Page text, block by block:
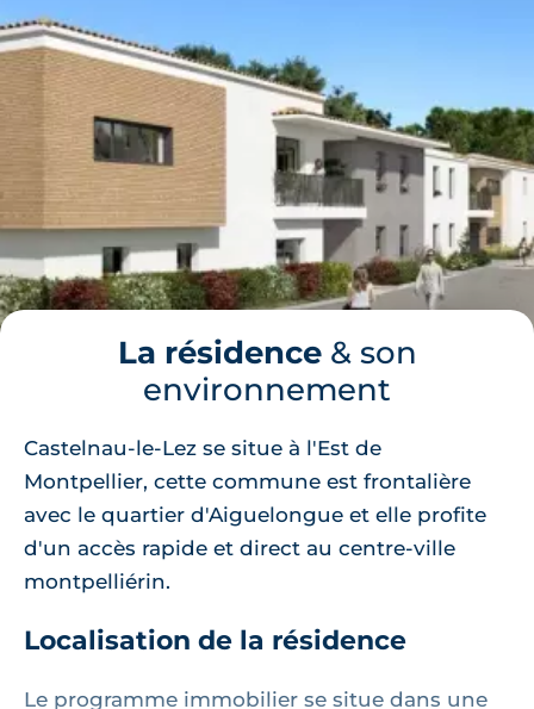
La résidence& son
environnement
Castelnau-le-Lez se situe à l'Est de
Montpellier, cette commune est frontalière
avec le quartier d'Aiguelongue et elle profite
d'un accès rapide et direct au centre-ville
montpelliérin.
Localisation de la résidence
Le programme immobilier se situe dans une